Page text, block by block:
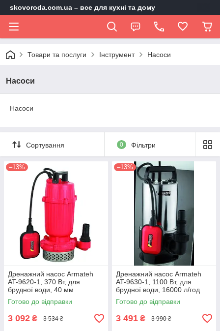
skovoroda.com.ua – все для кухні та дому
Товари та послуги Інструмент Насоси
Насоси
Насоси
Сортування 0 Фільтри
–13%
Дренажний насос Armateh
AT-9620-1, 370 Вт, для
брудної води, 40 мм
Готово до відправки
3 092 ₴ 3 534 ₴
–13%
Дренажний насос Armateh
AT-9630-1, 1100 Вт, для
брудної води, 16000 л/год
Готово до відправки
3 491 ₴ 3 990 ₴